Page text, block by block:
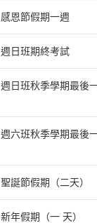
感恩節假期一週
週日班期終考試
週日班秋季學期最後
週六班秋季學期最後
聖誕節假期（二天）
新年假期（一 天）